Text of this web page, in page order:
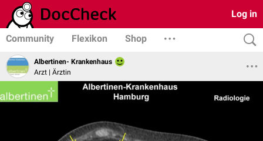
Log in
Community Flexikon Shop
Albertinen- Krankenhaus
Arzt | Ärztin